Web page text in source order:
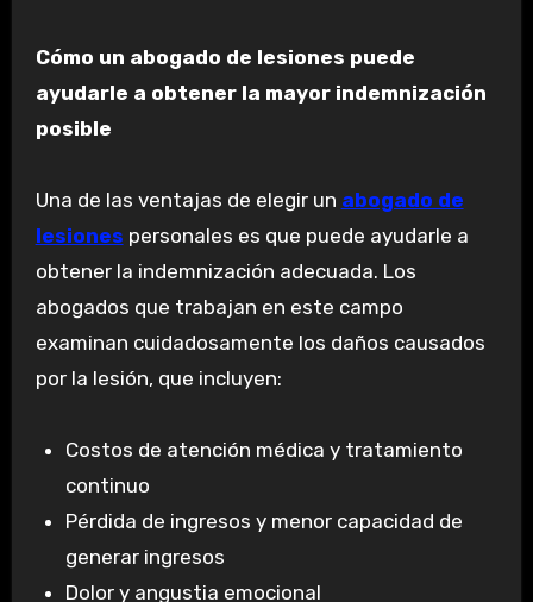
Cómo un abogado de lesiones puede
ayudarle a obtener la mayor indemnización
posible
Una de las ventajas de elegir un abogado de
lesiones personales es que puede ayudarle a
obtener la indemnización adecuada. Los
abogados que trabajan en este campo
examinan cuidadosamente los daños causados ​​
por la lesión, que incluyen:
Costos de atención médica y tratamiento
continuo
Pérdida de ingresos y menor capacidad de
generar ingresos
Dolor y angustia emocional